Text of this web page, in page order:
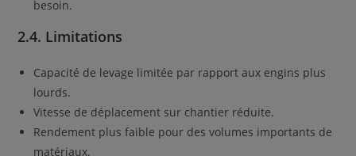
besoin.
2.4. Limitations
Capacité de levage limitée par rapport aux engins plus
lourds.
Vitesse de déplacement sur chantier réduite.
Rendement plus faible pour des volumes importants de
matériaux.